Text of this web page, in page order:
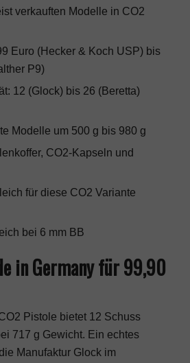
verkauften Modelle in CO2
Euro (Hecker & Koch USP) bis
P9)
12 (Glock) bis 26 (Beretta)
Modelle um 500 g bis 980 g
CO2-Kapseln und
für diese CO2 Variante
bei 6 mm BB
in Germany für 99,90
Pistole bietet 12 Schuss
717 g Gewicht. Ein echtes
Manufaktur Glock im